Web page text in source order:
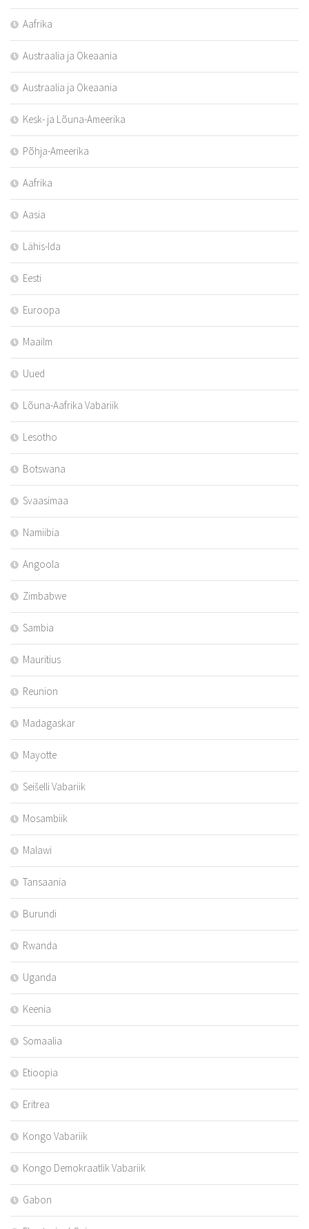
Aafrika
Austraalia ja Okeaania
Austraalia ja Okeaania
Kesk- ja Lõuna-Ameerika
Põhja-Ameerika
Aafrika
Aasia
Lähis-Ida
Eesti
Euroopa
Maailm
Uued
Lõuna-Aafrika Vabariik
Lesotho
Botswana
Svaasimaa
Namiibia
Angoola
Zimbabwe
Sambia
Mauritius
Reunion
Madagaskar
Mayotte
Seišelli Vabariik
Mosambiik
Malawi
Tansaania
Burundi
Rwanda
Uganda
Keenia
Somaalia
Etioopia
Eritrea
Kongo Vabariik
Kongo Demokraatlik Vabariik
Gabon